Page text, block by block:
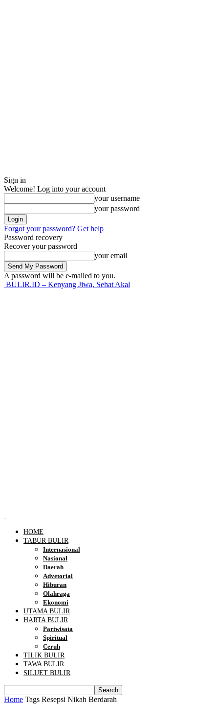
Sign in
Welcome! Log into your account
your username
your password
Forgot your password? Get help
Password recovery
Recover your password
your email
A password will be e-mailed to you.
BULIR.ID – Kenyang Jiwa, Sehat Akal
HOME
TABUR BULIR
Internasional
Nasional
Daerah
Advetorial
Hiburan
Olahraga
Ekonomi
UTAMA BULIR
HARTA BULIR
Pariwisata
Spiritual
Ceruh
TILIK BULIR
TAWA BULIR
SILUET BULIR
Home Tags Resepsi Nikah Berdarah